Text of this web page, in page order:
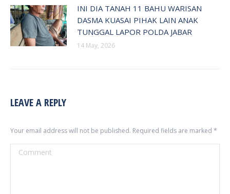
INI DIA TANAH 11 BAHU WARISAN
DASMA KUASAI PIHAK LAIN ANAK
TUNGGAL LAPOR POLDA JABAR
14 May, 2026
LEAVE A REPLY
Your email address will not be published. Required fields are marked *
Comment